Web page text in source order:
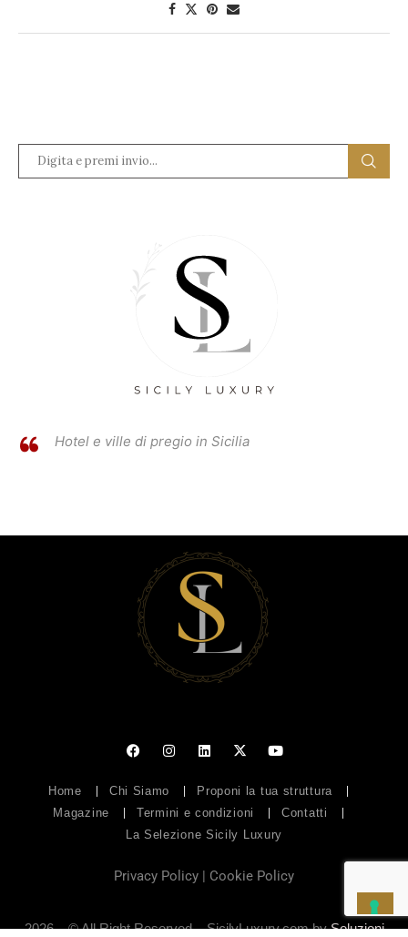
Hotel e ville di pregio in Sicilia
Home Chi Siamo
Proponi la tua struttura
Magazine
Termini e condizioni
Contatti
La Selezione Sicily Luxury
Privacy Policy Cookie Policy
2026 – © All Right Reserved – SicilyLuxury.com bySoluzioni